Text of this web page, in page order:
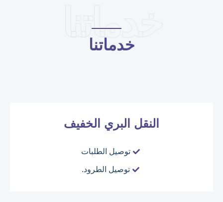
خدماتنا
خدماتنا
النقل البري الخفيف
توصيل الطلبات
توصيل الطرود.